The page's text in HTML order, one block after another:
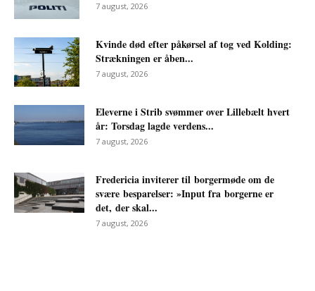
7 august, 2026
Kvinde død efter påkørsel af tog ved Kolding:
Strækningen er åben...
7 august, 2026
Eleverne i Strib svømmer over Lillebælt hvert
år: Torsdag lagde verdens...
7 august, 2026
Fredericia inviterer til borgermøde om de
svære besparelser: »Input fra borgerne er
det, der skal...
7 august, 2026